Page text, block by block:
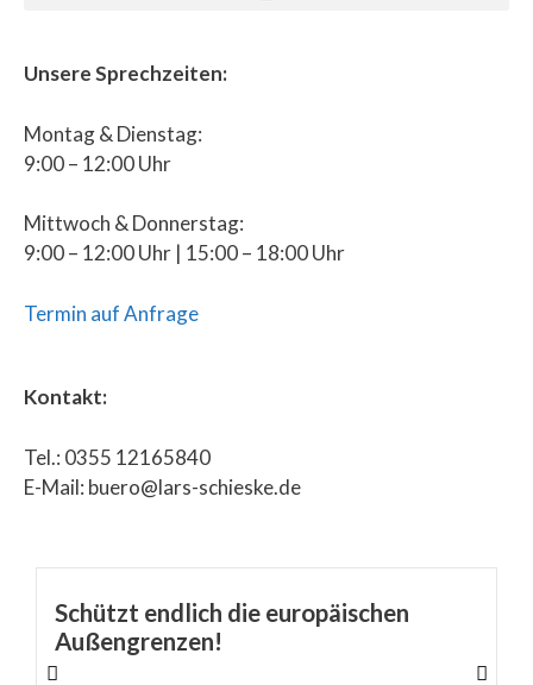
Unsere Sprechzeiten:
Montag & Dienstag:
9:00 – 12:00 Uhr
Mittwoch & Donnerstag:
9:00 – 12:00 Uhr | 15:00 – 18:00 Uhr
Termin auf Anfrage
Kontakt:
Tel.: 0355 12165840
E-Mail: buero@lars-schieske.de
Schützt endlich die europäischen
Außengrenzen!